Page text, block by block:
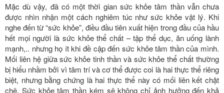
Mặc dù vậy, đã có một thời gian sức khỏe tâm thần vẫn chưa
được nhìn nhận một cách nghiêm túc như sức khỏe vật lý. Khi
nghe đến từ “sức khỏe”, điều đầu tiên xuất hiện trong đầu của hầu
hết mọi người là sức khỏe thể chất – tập thể dục, ăn uống lành
mạnh,.. nhưng họ ít khi đề cập đến sức khỏe tâm thần của mình.
Mối liên hệ giữa sức khỏe tinh thần và sức khỏe thể chất thường
bị hiểu nhầm bởi vì tâm trí và cơ thể được coi là hai thực thể riêng
biệt, nhưng bằng chứng là hai thực thể này có mối liên kết chặt
chẽ. Sức khỏe tâm thần kém sẽ không chỉ ảnh hưởng đến khả